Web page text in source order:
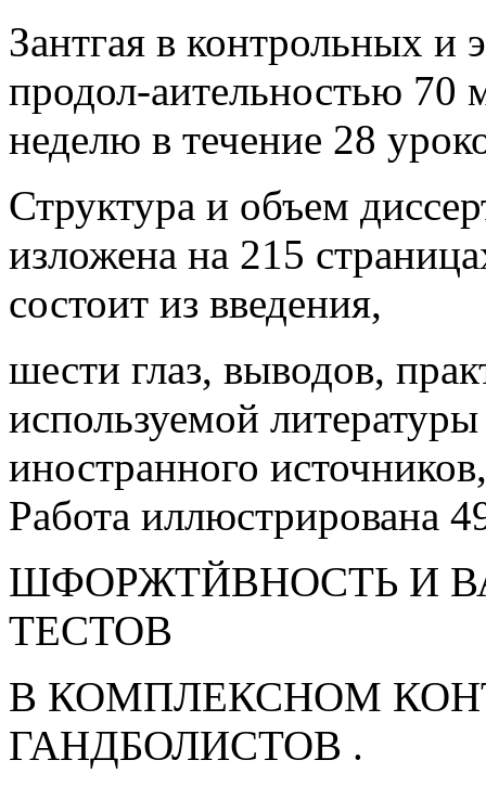
Зантгая в контрольных и
продол-аительностью 70
неделю в течение 28
Структура и объем
изложена на 215
состоит из введения,
шести глаз, выводов,
используемой
иностранного
Работа иллюстрирована
ШФОРЖТЙВНОСТЬ И
ТЕСТОВ
В КОМПЛЕКСНОМ
ГАНДБОЛИСТОВ .